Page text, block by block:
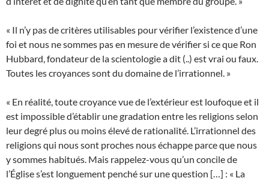
« Il n’y pas de critères utilisables pour vérifier l’existence d’une
foi et nous ne sommes pas en mesure de vérifier si ce que Ron
Hubbard, fondateur de la scientologie a dit (..) est vrai ou faux.
Toutes les croyances sont du domaine de l’irrationnel. »
« En réalité, toute croyance vue de l’extérieur est loufoque et il
est impossible d’établir une gradation entre les religions selon
leur degré plus ou moins élevé de rationalité. L’irrationnel des
religions qui nous sont proches nous échappe parce que nous
y sommes habitués. Mais rappelez-vous qu’un concile de
l’Église s’est longuement penché sur une question […] : « La